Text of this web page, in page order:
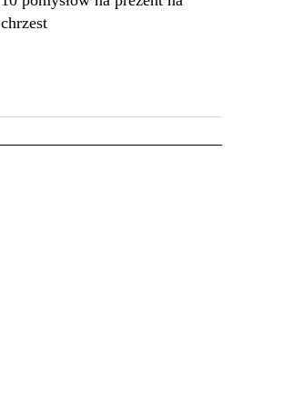
chrzest